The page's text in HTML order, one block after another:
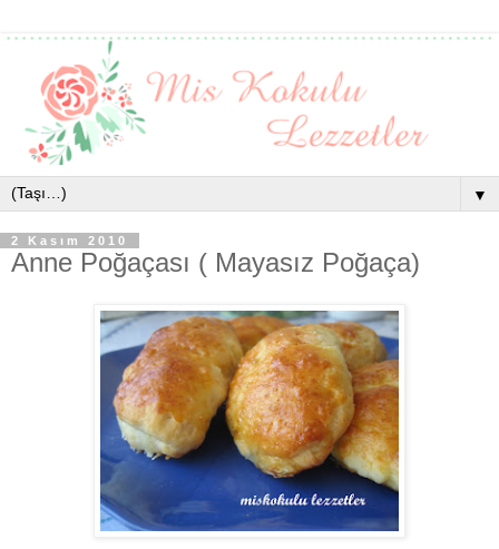
▼
2 Kasım 2010
Anne Poğaçası ( Mayasız Poğaça)